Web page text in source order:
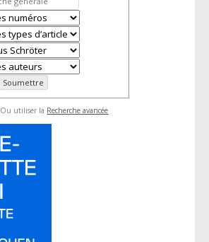
Ou utiliser la Recherche avancée